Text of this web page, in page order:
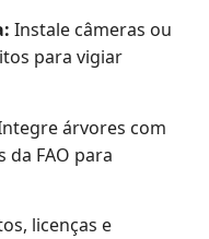
Instale câmeras ou
para vigiar
árvores com
da FAO para
licenças e